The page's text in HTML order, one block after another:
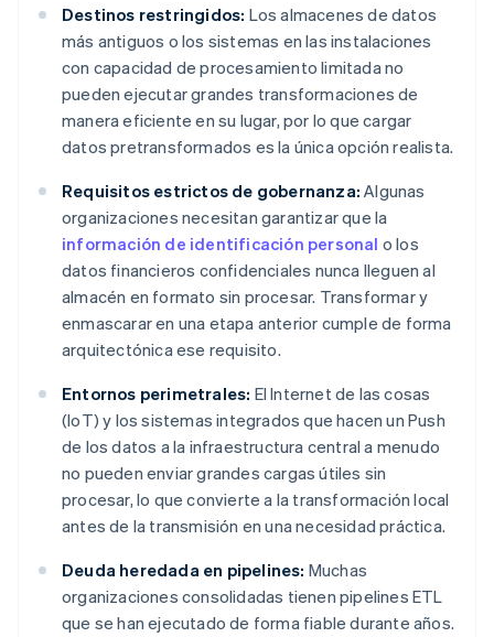
Destinos restringidos: Los almacenes de datos
más antiguos o los sistemas en las instalaciones
con capacidad de procesamiento limitada no
pueden ejecutar grandes transformaciones de
manera eficiente en su lugar, por lo que cargar
datos pretransformados es la única opción realista.
Requisitos estrictos de gobernanza: Algunas
organizaciones necesitan garantizar que la
información de identificación personal o los
datos financieros confidenciales nunca lleguen al
almacén en formato sin procesar. Transformar y
enmascarar en una etapa anterior cumple de forma
arquitectónica ese requisito.
Entornos perimetrales: El Internet de las cosas
(IoT) y los sistemas integrados que hacen un Push
de los datos a la infraestructura central a menudo
no pueden enviar grandes cargas útiles sin
procesar, lo que convierte a la transformación local
antes de la transmisión en una necesidad práctica.
Deuda heredada en pipelines: Muchas
organizaciones consolidadas tienen pipelines ETL
que se han ejecutado de forma fiable durante años.